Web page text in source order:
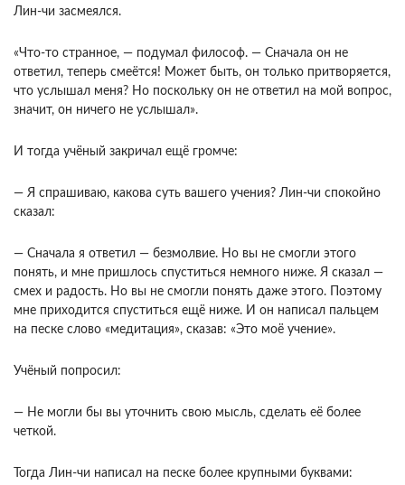
Лин-чи засмеялся.
«Что-то странное, — подумал философ. — Сначала он не
ответил, теперь смеётся! Может быть, он только притворяется,
что услышал меня? Но поскольку он не ответил на мой вопрос,
значит, он ничего не услышал».
И тогда учёный закричал ещё громче:
— Я спрашиваю, какова суть вашего учения? Лин-чи спокойно
сказал:
— Сначала я ответил — безмолвие. Но вы не смогли этого
понять, и мне пришлось спуститься немного ниже. Я сказал —
смех и радость. Но вы не смогли понять даже этого. Поэтому
мне приходится спуститься ещё ниже. И он написал пальцем
на песке слово «медитация», сказав: «Это моё учение».
Учёный попросил:
— Не могли бы вы уточнить свою мысль, сделать её более
четкой.
Тогда Лин-чи написал на песке более крупными буквами: